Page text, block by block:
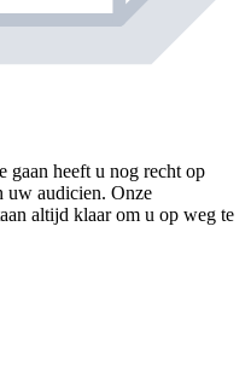
gaan heeft u nog recht op
uw audicien. Onze
altijd klaar om u op weg te